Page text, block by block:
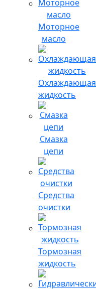
Моторное
масло
Охлаждающая
жидкость
Смазка
цепи
Средства
очистки
Тормозная
жидкость